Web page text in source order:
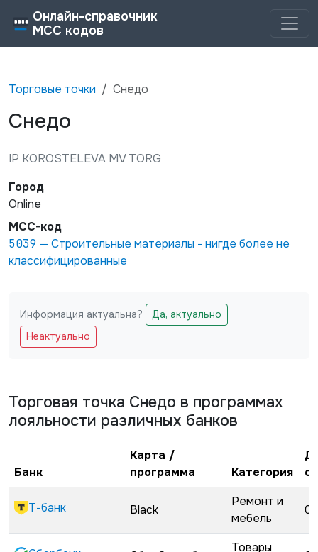
Онлайн-справочник
MCC кодов
Торговые точки Снедо
Снедо
IP KOROSTELEVA MV TORG
Город
Online
MCC-код
5039 — Строительные материалы - нигде более не
классифицированные
Не заполняйте это поле
Информация актуальна?
Да, актуально
Неактуально
Торговая точка Снедо в программах
лояльности различных банков
Банк
Карта /
программа
Категория
с
Т-банк Black
Ремонт и
мебель
Товары